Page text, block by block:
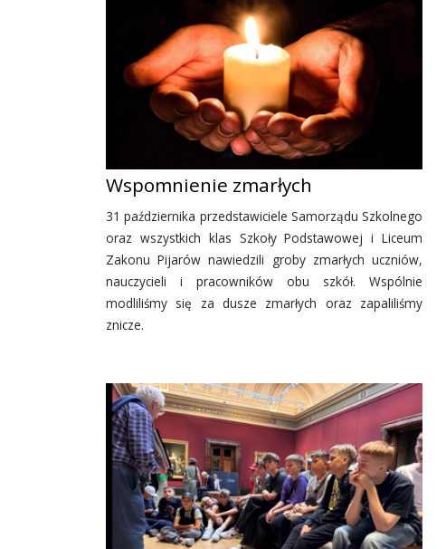
Wspomnienie zmarłych
31 października przedstawiciele Samorządu Szkolnego
oraz wszystkich klas Szkoły Podstawowej i Liceum
Zakonu Pijarów nawiedzili groby zmarłych uczniów,
nauczycieli i pracowników obu szkół. Wspólnie
modliliśmy się za dusze zmarłych oraz zapaliliśmy
znicze.